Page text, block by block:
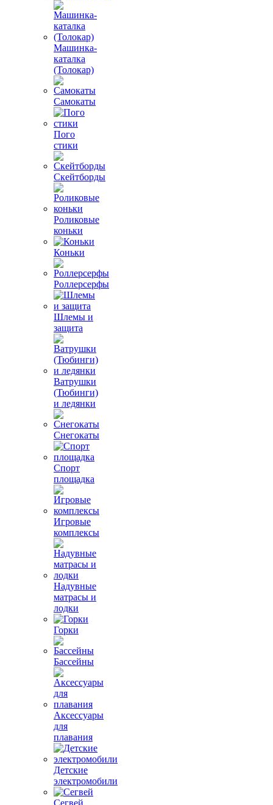
Машинка-
каталка
(Толокар)
Самокаты
Пого
стики
Скейтборды
Роликовые
коньки
Коньки
Роллерсерфы
Шлемы и
защита
Ватрушки
(Тюбинги)
и ледянки
Снегокаты
Спорт
площадка
Игровые
комплексы
Надувные
матрасы и
лодки
Горки
Бассейны
Аксессуары
для
плавания
Детские
электромобили
Сегвей